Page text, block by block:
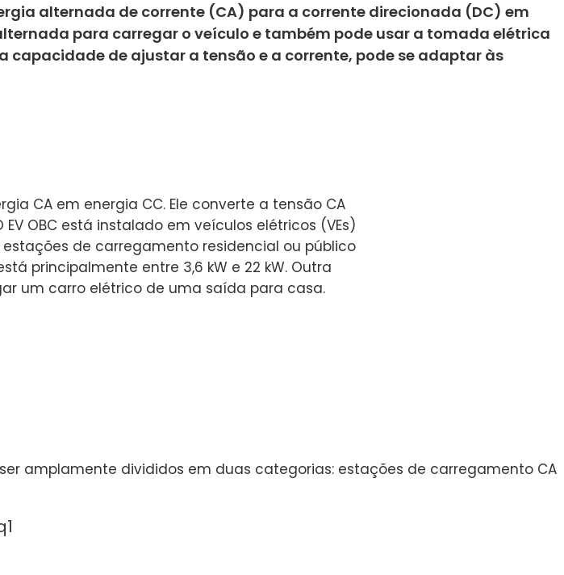
alternada de corrente (CA) para a corrente direcionada (DC) em
para carregar o veículo e também pode usar a tomada elétrica
capacidade de ajustar a tensão e a corrente, pode se adaptar às
CA em energia CC. Ele converte a tensão CA
OBC está instalado em veículos elétricos (VEs)
de carregamento residencial ou público
principalmente entre 3,6 kW e 22 kW. Outra
um carro elétrico de uma saída para casa.
amplamente divididos em duas categorias: estações de carregamento CA